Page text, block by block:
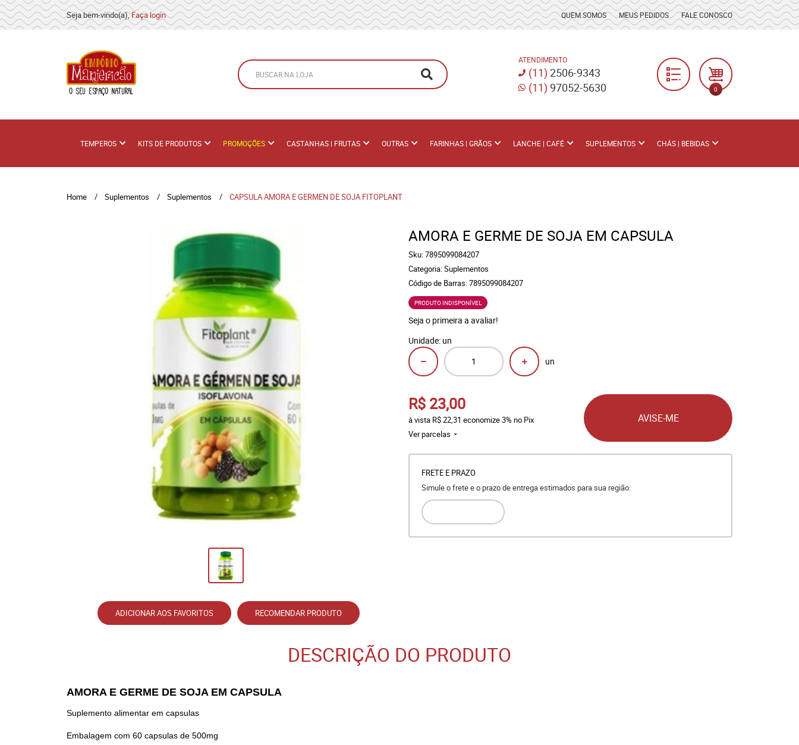
Seja bem-vindo(a),Faça login QUEM SOMOS MEUS PEDIDOS FALE CONOSCO
ATENDIMENTO
(11) 2506-9343
(11) 97052-5630 0
TEMPEROS KITS DE PRODUTOS PROMOÇÕES CASTANHAS | FRUTAS OUTRAS FARINHAS | GRÃOS LANCHE | CAFÉ SUPLEMENTOS CHÁS | BEBIDAS
Home Suplementos Suplementos CAPSULA AMORA E GERMEN DE SOJA FITOPLANT
ADICIONAR AOS FAVORITOS RECOMENDAR PRODUTO
AMORA E GERME DE SOJA EM CAPSULA
Sku:7895099084207
Categoria:Suplementos
Código de Barras:7895099084207
PRODUTO INDISPONÍVEL
Seja o primeira a avaliar!
Unidade: un
un
R$ 23,00
à vista R$ 22,31 economize3% no Pix
Ver parcelas
AVISE-ME
FRETE E PRAZO
Simule o frete e o prazo de entrega estimados para sua região:
DESCRIÇÃO DO PRODUTO
AMORA E GERME DE SOJA EM CAPSULA
Suplemento alimentar em capsulas
Embalagem com 60 capsulas de 500mg